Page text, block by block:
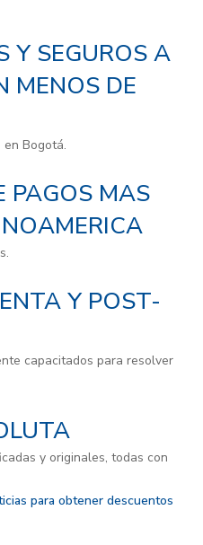
Y SEGUROS A
MENOS DE
Bogotá.
PAGOS MAS
Y POST-
capacitados para resolver
y originales, todas con
para obtener descuentos